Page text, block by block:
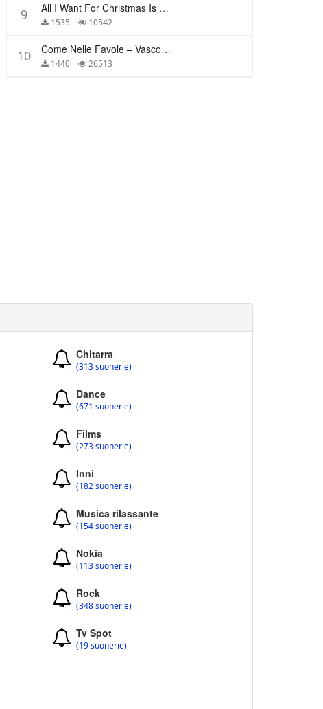
9 All I Want For Christmas Is You – Mariah Carey
1535 10542
10 Come Nelle Favole – Vasco Rossi
1440 26513
Chitarra
(313 suonerie)
Dance
(671 suonerie)
Films
(273 suonerie)
Inni
(182 suonerie)
Musica rilassante
(154 suonerie)
Nokia
(113 suonerie)
Rock
(348 suonerie)
Tv Spot
(19 suonerie)